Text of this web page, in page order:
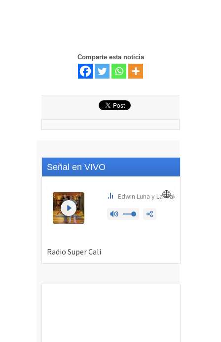
Comparte esta noticia
Señal en VIVO